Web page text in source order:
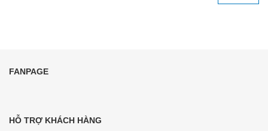
FANPAGE
HỖ TRỢ KHÁCH HÀNG